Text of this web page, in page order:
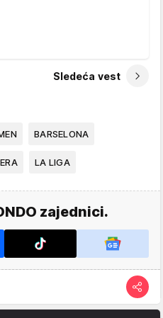
Sledeća vest
BARSELONA
LA LIGA
zajednici.